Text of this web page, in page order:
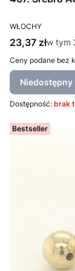
PRODUCENT
WŁOCHY
Cena brutto
23,37 złw tym
w tym
Ceny podane bez
Niedostępny
Dostępność: brak
Bestseller